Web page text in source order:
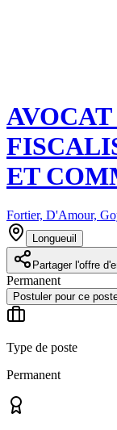
ET
Fortier, D'Amour,
Longueuil
Partager l'offre
Permanent
Postuler pour ce
Type de poste
Permanent